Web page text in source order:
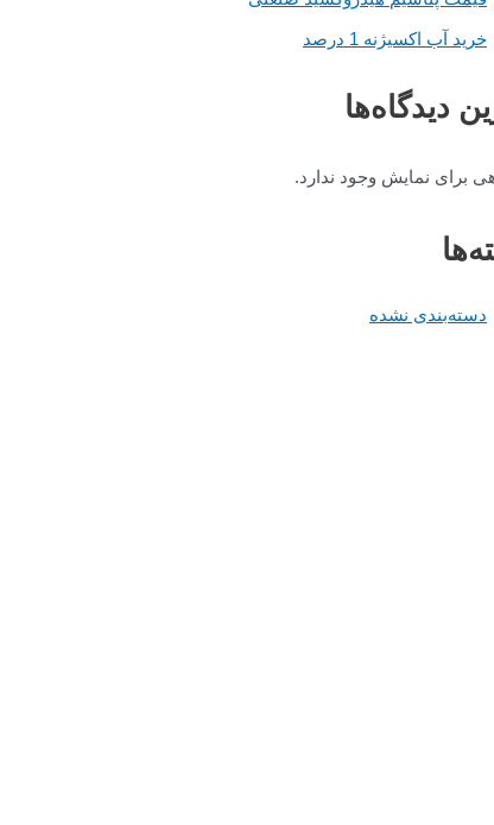
خرید آب اکسیژنه 1 درصد
دیدگاه‌ها
برای نمایش وجود ندارد.
دسته‌بندی نشده